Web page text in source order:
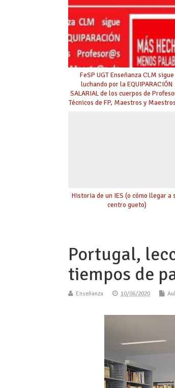
FeSP UGT Enseñanza CLM sigue
luchando por la EQUIPARACIÓN
SALARIAL de los cuerpos de
Técnicos de FP, Maestros y
Historia de un IES (o cómo llegar a
centro gueto)
Portugal,
tiempos de
Enseñanza 10/06/2020